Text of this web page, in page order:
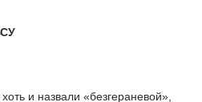
и назвали «безгераневой»,